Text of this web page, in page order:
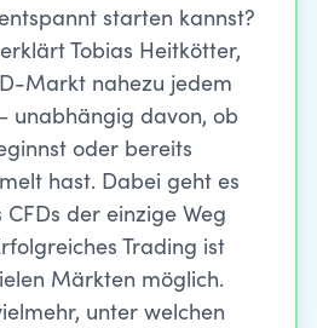
starten kannst?
Tobias Heitkötter,
Markt nahezu jedem
unabhängig davon, ob
oder bereits
hast. Dabei geht es
der einzige Weg
Trading ist
Märkten möglich.
unter welchen